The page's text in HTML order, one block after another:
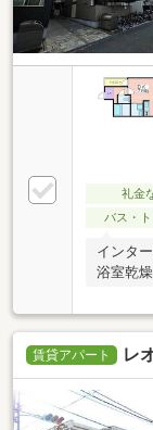
礼金
バス・
インタ
浴室乾
賃貸アパート レ